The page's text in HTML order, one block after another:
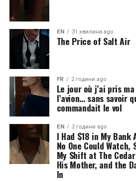
EN 31 хвилина ago
The Price of Salt Air
FR 2 години ago
Le jour où j’ai pris
l’avion… sans savoir
commandait le vol
EN 2 години ago
I Had $18 in My Bank
No One Could
My Shift at The
His Mother, and the
In